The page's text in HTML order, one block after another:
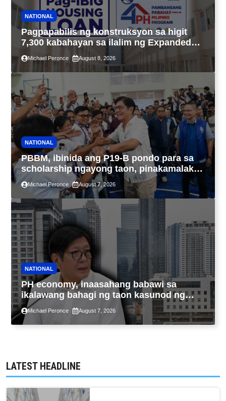
NATIONAL
Pagpapabilis ng konstruksyon sa higit
7,300 kabahayan sa ilalim ng Expanded
4PH, posible na sa pagtutulungan ng Pag-
IBIG at P.A. Alvarez
Michael Peronce August 8, 2026
NATIONAL
PBBM, ibinida ang P19-B pondo para sa
scholarship ngayong taon, pinakamalaki
sa kasaysayan ng TESDA
Michael Peronce August 7, 2026
NATIONAL
PH economy, inaasahang babawi sa
ikalawang bahagi ng taon kasunod ng
2.3% GDP dulot ng Middle East war,
pagkaantala ng public construction
Michael Peronce August 7, 2026
LATEST HEADLINE